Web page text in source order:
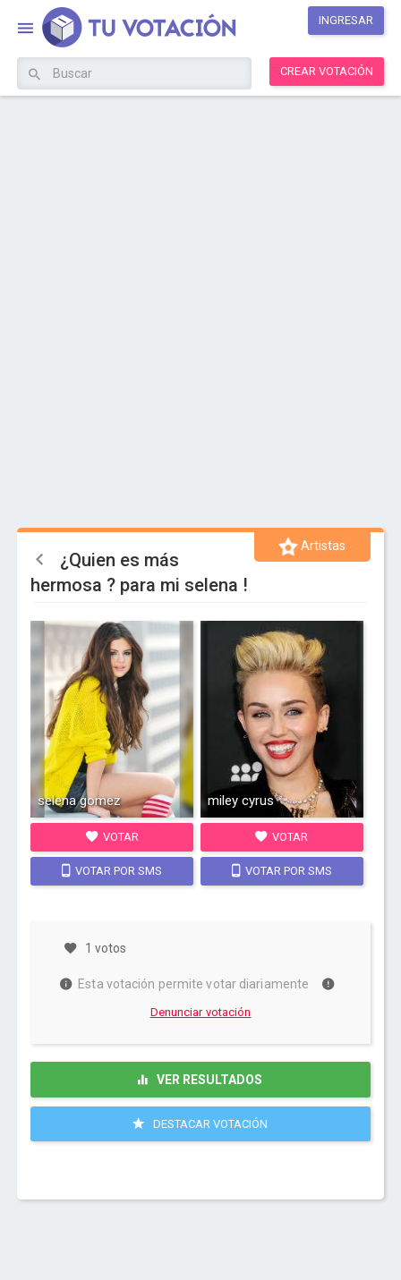
INGRESAR
CREAR VOTACIÓN
Artistas
¿Quien es más
hermosa ? para mi selena !
selena gomez
VOTAR
VOTAR POR SMS
miley cyrus
VOTAR
VOTAR POR SMS
1 votos
Esta votación permite votar diariamente
Denunciar votación
VER RESULTADOS
DESTACAR VOTACIÓN